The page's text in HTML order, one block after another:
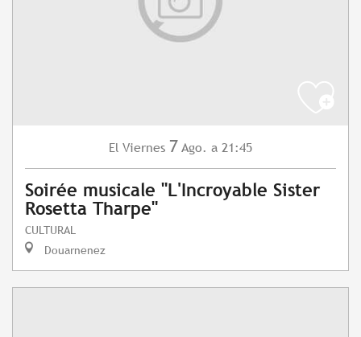
El Viernes 7 Ago. a 21:45
Soirée musicale "L'Incroyable Sister
Rosetta Tharpe"
CULTURAL
Douarnenez